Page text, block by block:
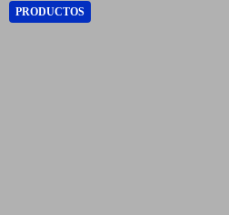
PRODUCTOS